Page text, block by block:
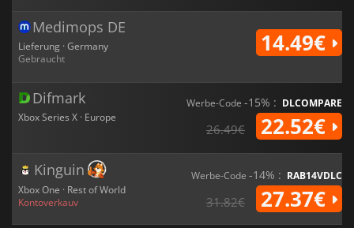
Medimops DE
Lieferung · Germany
Gebraucht
14.49€
Difmark
Xbox Series X · Europe
Werbe-Code -15% : DLCOMPARE
26.49€ 22.52€
Kinguin
Xbox One · Rest of World
Kontoverkauv
Werbe-Code -14% : RAB14VDLC
31.82€ 27.37€